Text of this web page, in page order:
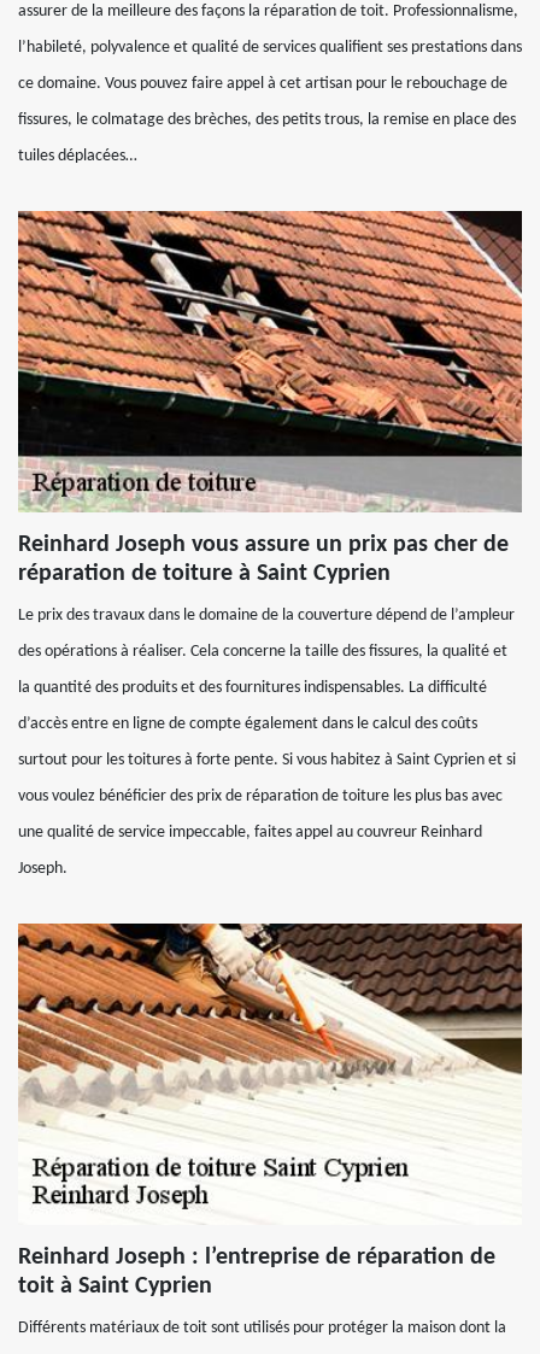
assurer de la meilleure des façons la réparation de toit. Professionnalisme,
l’habileté, polyvalence et qualité de services qualifient ses prestations dans
ce domaine. Vous pouvez faire appel à cet artisan pour le rebouchage de
fissures, le colmatage des brèches, des petits trous, la remise en place des
tuiles déplacées…
Reinhard Joseph vous assure un prix pas cher de
réparation de toiture à Saint Cyprien
Le prix des travaux dans le domaine de la couverture dépend de l’ampleur
des opérations à réaliser. Cela concerne la taille des fissures, la qualité et
la quantité des produits et des fournitures indispensables. La difficulté
d’accès entre en ligne de compte également dans le calcul des coûts
surtout pour les toitures à forte pente. Si vous habitez à Saint Cyprien et si
vous voulez bénéficier des prix de réparation de toiture les plus bas avec
une qualité de service impeccable, faites appel au couvreur Reinhard
Joseph.
Reinhard Joseph : l’entreprise de réparation de
toit à Saint Cyprien
Différents matériaux de toit sont utilisés pour protéger la maison dont la